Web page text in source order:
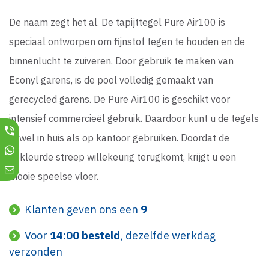
De naam zegt het al. De tapijttegel Pure Air100 is
speciaal ontworpen om fijnstof tegen te houden en de
binnenlucht te zuiveren. Door gebruik te maken van
Econyl garens, is de pool volledig gemaakt van
gerecycled garens. De Pure Air100 is geschikt voor
intensief commercieël gebruik. Daardoor kunt u de tegels
zowel in huis als op kantoor gebruiken. Doordat de
gekleurde streep willekeurig terugkomt, krijgt u een
mooie speelse vloer.
Klanten geven ons een 9
Voor 14:00 besteld, dezelfde werkdag
verzonden